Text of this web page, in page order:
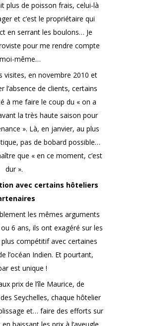
plus de poisson frais, celui-là
et c’est le propriétaire qui
en serrant les boulons… Je
pour me rendre compte
même…
visites, en novembre 2010 et
l’absence de clients, certains
à me faire le coup du « on a
la très haute saison pour
». Là, en janvier, au plus
pas de bobard possible…
que « en ce moment, c’est
dur ».
avec certains hôteliers
les mêmes arguments
6 ans, ils ont exagéré sur les
plus compétitif avec certaines
l’océan Indien. Et pourtant,
est unique !
prix de l’île Maurice, de
Seychelles, chaque hôtelier
et… faire des efforts sur